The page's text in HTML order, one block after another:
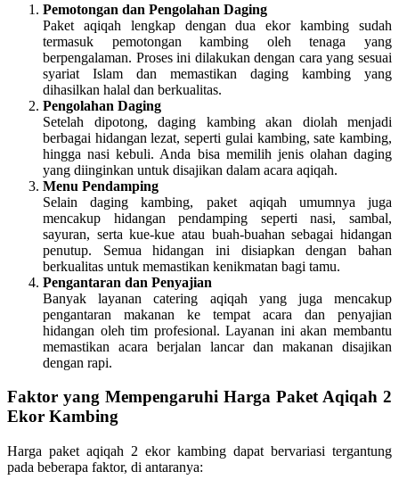
Pemotongan dan Pengolahan Daging
Paket aqiqah lengkap dengan dua ekor kambing sudah
termasuk pemotongan kambing oleh tenaga yang
berpengalaman. Proses ini dilakukan dengan cara yang sesuai
syariat Islam dan memastikan daging kambing yang
dihasilkan halal dan berkualitas.
Pengolahan Daging
Setelah dipotong, daging kambing akan diolah menjadi
berbagai hidangan lezat, seperti gulai kambing, sate kambing,
hingga nasi kebuli. Anda bisa memilih jenis olahan daging
yang diinginkan untuk disajikan dalam acara aqiqah.
Menu Pendamping
Selain daging kambing, paket aqiqah umumnya juga
mencakup hidangan pendamping seperti nasi, sambal,
sayuran, serta kue-kue atau buah-buahan sebagai hidangan
penutup. Semua hidangan ini disiapkan dengan bahan
berkualitas untuk memastikan kenikmatan bagi tamu.
Pengantaran dan Penyajian
Banyak layanan catering aqiqah yang juga mencakup
pengantaran makanan ke tempat acara dan penyajian
hidangan oleh tim profesional. Layanan ini akan membantu
memastikan acara berjalan lancar dan makanan disajikan
dengan rapi.
Faktor yang Mempengaruhi Harga Paket Aqiqah 2
Ekor Kambing
Harga paket aqiqah 2 ekor kambing dapat bervariasi tergantung
pada beberapa faktor, di antaranya: